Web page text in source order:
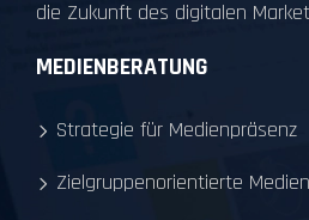
die Zukunft des digitalen
MEDIENBERATUNG
Strategie für Medienpräsenz
Zielgruppenorientierte